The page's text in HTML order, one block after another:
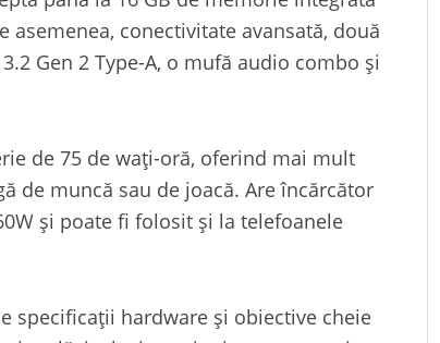
asemenea, conectivitate avansată, două
Gen 2 Type-A, o mufă audio combo și
de 75 de wați-oră, oferind mai mult
de muncă sau de joacă. Are încărcător
și poate fi folosit și la telefoanele
specificații hardware și obiective cheie